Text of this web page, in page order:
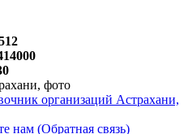
организаций Астрахани,
нам (Обратная связь)